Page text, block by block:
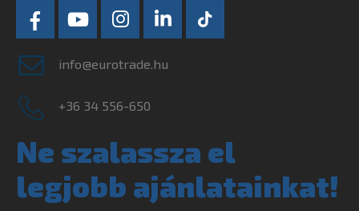
info@eurotrade.hu
+36 34 556-650
Ne szalassza el
legjobb ajánlatainkat!